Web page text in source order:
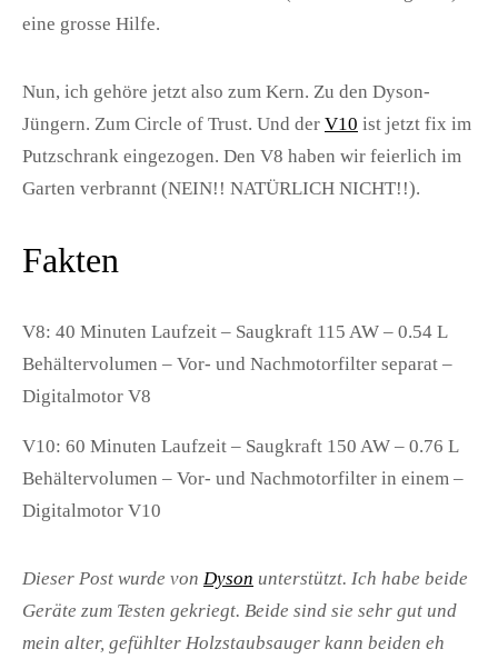
eine grosse Hilfe.
Nun, ich gehöre jetzt also zum Kern. Zu den Dyson-
Jüngern. Zum Circle of Trust. Und der V10 ist jetzt fix im
Putzschrank eingezogen. Den V8 haben wir feierlich im
Garten verbrannt (NEIN!! NATÜRLICH NICHT!!).
Fakten
V8: 40 Minuten Laufzeit – Saugkraft 115 AW – 0.54 L
Behältervolumen – Vor- und Nachmotorfilter separat –
Digitalmotor V8
V10: 60 Minuten Laufzeit – Saugkraft 150 AW – 0.76 L
Behältervolumen – Vor- und Nachmotorfilter in einem –
Digitalmotor V10
Dieser Post wurde von Dyson unterstützt. Ich habe beide
Geräte zum Testen gekriegt. Beide sind sie sehr gut und
mein alter, gefühlter Holzstaubsauger kann beiden eh